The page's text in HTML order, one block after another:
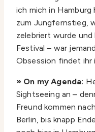
ich mich in Hamburg
zum Jungfernstieg,
zelebriert wurde
Festival – war
Obsession findet ihr
» On my Agenda:
Sightseeing an –
Freund kommen
Berlin, bis knapp